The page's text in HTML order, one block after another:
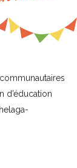
d’éducation